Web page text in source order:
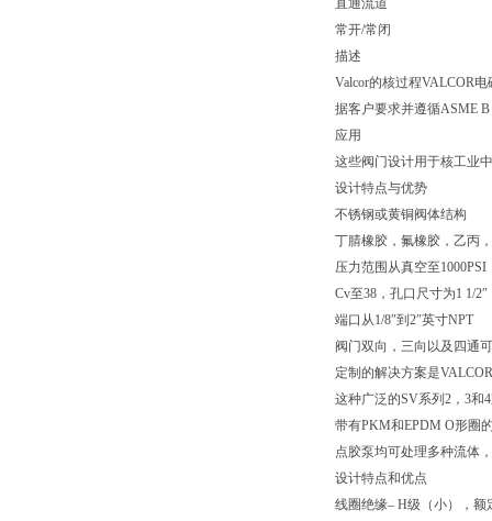
直通流道
常开/常闭
描述
Valcor的核过程VALCOR
据客户要求并遵循ASME
应用
这些阀门设计用于核工业
设计特点与优势
不锈钢或黄铜阀体结构
丁腈橡胶，氟橡胶，乙丙
压力范围从真空至1000PSI
Cv至38，孔口尺寸为1 1/2″
端口从1/8″到2″英寸NPT
阀门双向，三向以及四通
定制的解决方案是
这种广泛的SV系列2，3和
带有PKM和EPDM O形圈
点胶泵均可处理多种流体
设计特点和优点
线圈绝缘– H级（小），额